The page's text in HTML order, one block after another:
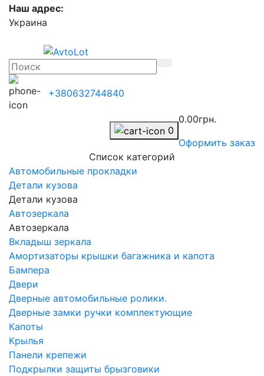
Наш адрес:
Украина
+380632744840
0
0.00грн.
Оформить заказ
Список категорий
Автомобильные прокладки
Детали кузова
Детали кузова
Автозеркала
Автозеркала
Вкладыш зеркала
Амортизаторы крышки багажника и капота
Бампера
Двери
Дверные автомобильные ролики.
Дверные замки ручки комплектующие
Капоты
Крылья
Панели крепежи
Подкрылки защиты брызговики